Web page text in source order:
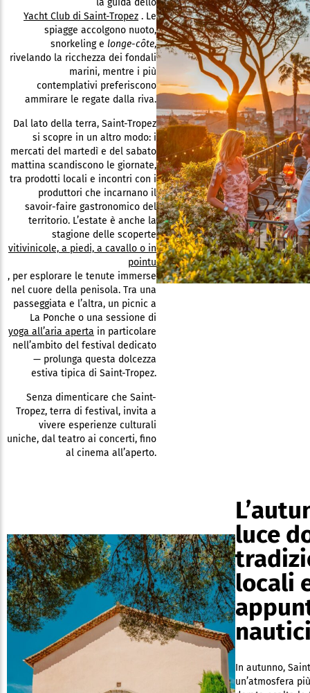
la guida dello
Yacht Club di Saint-Tropez . Le
spiagge accolgono nuoto,
snorkeling e longe-côte,
rivelando la ricchezza dei fondali
marini, mentre i più
contemplativi preferiscono
ammirare le regate dalla riva.
Dal lato della terra, Saint-Tropez
si scopre in un altro modo: i
mercati del martedì e del sabato
mattina scandiscono le giornate,
tra prodotti locali e incontri con i
produttori che incarnano il
savoir-faire gastronomico del
territorio. L’estate è anche la
stagione delle scoperte
vitivinicole, a piedi, a cavallo o in
pointu
, per esplorare le tenute immerse
nel cuore della penisola. Tra una
passeggiata e l’altra, un picnic a
La Ponche o una sessione di
yoga all’aria aperta in particolare
nell’ambito del festival dedicato
— prolunga questa dolcezza
estiva tipica di Saint-Tropez.
Senza dimenticare che Saint-
Tropez, terra di festival, invita a
vivere esperienze culturali
uniche, dal teatro ai concerti, fino
al cinema all’aperto.
luce
locali
In autunno,
un’atmosfera